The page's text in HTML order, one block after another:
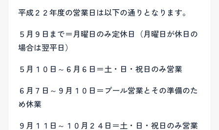
平成２２年度の営業日は以下の通りとなります。
５月９日まで＝月曜日のみ定休日（月曜日が休日の
場合は翌平日）
５月１０日～６月６日＝土・日・祝日のみ営業
６月７日～９月１０日＝プール営業とその準備のた
め休業
９月１１日～１０月２４日＝土・日・祝日のみ営業